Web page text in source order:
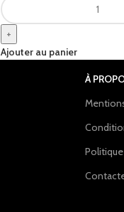
+
Ajouter au panier
À